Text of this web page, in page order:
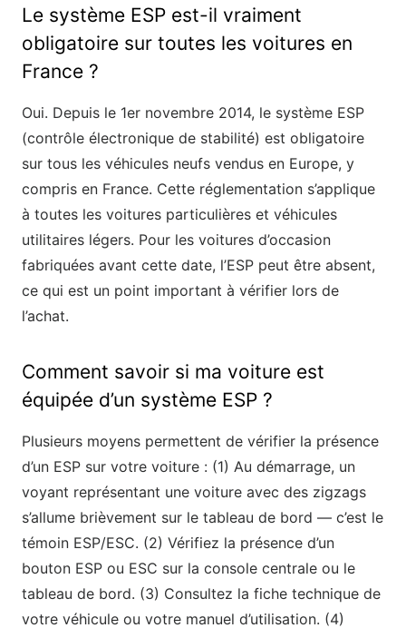
Le système ESP est-il vraiment
obligatoire sur toutes les voitures en
France ?
Oui. Depuis le 1er novembre 2014, le système ESP
(contrôle électronique de stabilité) est obligatoire
sur tous les véhicules neufs vendus en Europe, y
compris en France. Cette réglementation s’applique
à toutes les voitures particulières et véhicules
utilitaires légers. Pour les voitures d’occasion
fabriquées avant cette date, l’ESP peut être absent,
ce qui est un point important à vérifier lors de
l’achat.
Comment savoir si ma voiture est
équipée d’un système ESP ?
Plusieurs moyens permettent de vérifier la présence
d’un ESP sur votre voiture : (1) Au démarrage, un
voyant représentant une voiture avec des zigzags
s’allume brièvement sur le tableau de bord — c’est le
témoin ESP/ESC. (2) Vérifiez la présence d’un
bouton ESP ou ESC sur la console centrale ou le
tableau de bord. (3) Consultez la fiche technique de
votre véhicule ou votre manuel d’utilisation. (4)